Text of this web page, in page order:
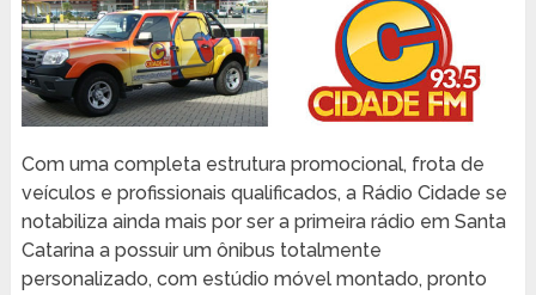
Com uma completa estrutura promocional, frota de
veículos e profissionais qualificados, a Rádio Cidade se
notabiliza ainda mais por ser a primeira rádio em Santa
Catarina a possuir um ônibus totalmente
personalizado, com estúdio móvel montado, pronto